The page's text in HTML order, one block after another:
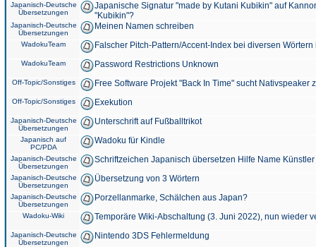
Japanisch-Deutsche
Übersetzungen
Japanische Signatur "made by Kutani Kubikin" auf
"Kubikin"?
Japanisch-Deutsche
Übersetzungen
Meinen Namen schreiben
WadokuTeam Falscher Pitch-Pattern/Accent-Index bei diversen
WadokuTeam Password Restrictions Unknown
Off-Topic/Sonstiges Free Software Projekt "Back In Time" sucht Nativspeaker
Off-Topic/Sonstiges Exekution
Japanisch-Deutsche
Übersetzungen
Unterschrift auf Fußballtrikot
Japanisch auf
PC/PDA
Wadoku für Kindle
Japanisch-Deutsche
Übersetzungen
Schriftzeichen Japanisch übersetzen Hilfe Name
Japanisch-Deutsche
Übersetzungen
Übersetzung von 3 Wörtern
Japanisch-Deutsche
Übersetzungen
Porzellanmarke, Schälchen aus Japan?
Wadoku-Wiki Temporäre Wiki-Abschaltung (3. Juni 2022), nun wieder
Japanisch-Deutsche
Übersetzungen
Nintendo 3DS Fehlermeldung